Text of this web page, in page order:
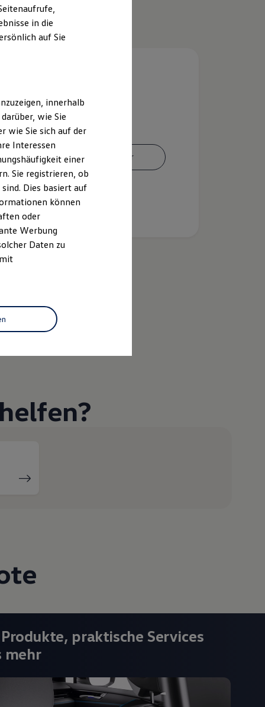
Ansprechpartner
praktische Services
mehr
in die
auf Sie
innerhalb
wie Sie
wie Sie sich auf der
Interessen
einer
Sie registrieren, ob
Dies basiert auf
können
oder
Werbung
Daten zu